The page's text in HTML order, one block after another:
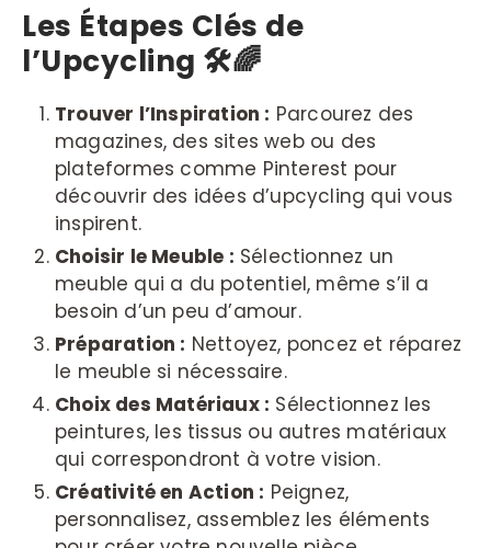
Les Étapes Clés de
l’Upcycling 🛠️🌈
Trouver l’Inspiration : Parcourez des
magazines, des sites web ou des
plateformes comme Pinterest pour
découvrir des idées d’upcycling qui vous
inspirent.
Choisir le Meuble : Sélectionnez un
meuble qui a du potentiel, même s’il a
besoin d’un peu d’amour.
Préparation : Nettoyez, poncez et réparez
le meuble si nécessaire.
Choix des Matériaux : Sélectionnez les
peintures, les tissus ou autres matériaux
qui correspondront à votre vision.
Créativité en Action : Peignez,
personnalisez, assemblez les éléments